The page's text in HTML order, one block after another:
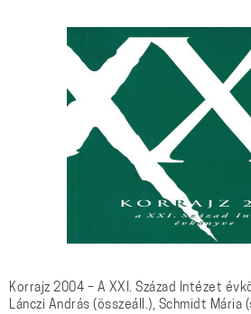
Korrajz 2004 – A XXI. Század Intézet
Lánczi András (összeáll.), Schmidt Mária